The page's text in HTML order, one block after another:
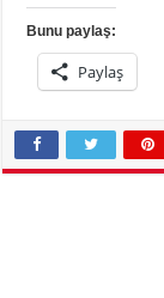
Bunu paylaş:
Paylaş